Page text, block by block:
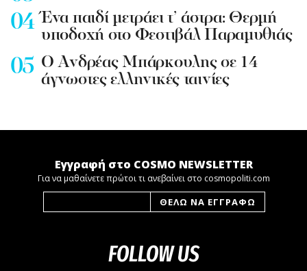
Ένα παιδί μετράει τ’ άστρα: Θερμή
υποδοχή στο Φεστιβάλ Παραμυθιάς
Ο Ανδρέας Μπάρκουλης σε 14
άγνωστες ελληνικές ταινίες
Εγγραφή στο COSMO NEWSLETTER
Για να μαθαίνετε πρώτοι τι ανεβαίνει στο cosmopoliti.com
FOLLOW US